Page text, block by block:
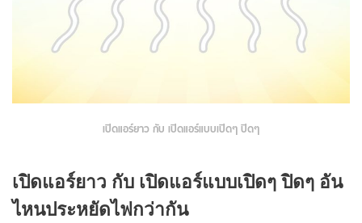
เปิดแอร์ยาว กับ เปิดแอร์แบบเปิดๆ ปิดๆ
เปิดแอร์ยาว กับ เปิดแอร์แบบเปิดๆ ปิดๆ อัน
ไหนประหยัดไฟกว่ากัน